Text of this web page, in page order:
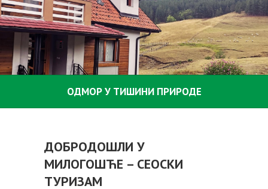
ОДМОР У ТИШИНИ ПРИРОДЕ
ДОБРОДОШЛИ У
МИЛОГОШЋЕ – СЕОСКИ
ТУРИЗАМ